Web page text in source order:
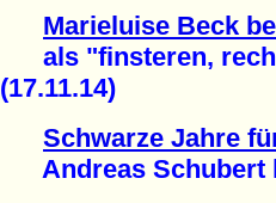
Marieluise Beck
als "finsteren,
(17.11.14)
Schwarze Jahre
Andreas Schubert